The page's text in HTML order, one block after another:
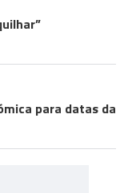
para datas da